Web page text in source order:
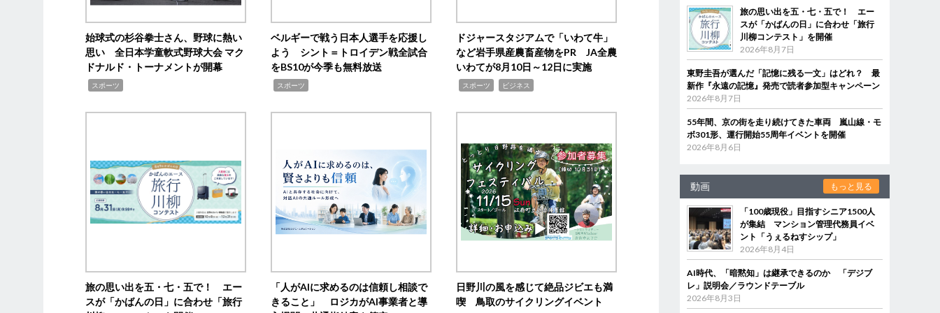
始球式の杉谷拳士さん、野球に熱い
思い 全日本学童軟式野球大会 マク
ドナルド・トーナメントが開幕
スポーツ
ベルギーで戦う日本人選手を応援し
よう シント＝トロイデン戦全試合
をBS10が今季も無料放送
スポーツ
ドジャースタジアムで「いわて牛」
など岩手県産農畜産物をPR JA全農
いわてが8月10日～12日に実施
スポーツ ビジネス
旅の思い出を五・七・五で！ エー
スが「かばんの日」に合わせ「旅行
「人がAIに求めるのは信頼し相談で
きること」 ロジカがAI事業者と導
日野川の風を感じて絶品ジビエも満
喫 鳥取のサイクリングイベント
旅の思い出を五・七・五で！ エー
スが「かばんの日」に合わせ「旅行
川柳コンテスト」を開催
2026年8月7日
東野圭吾が選んだ「記憶に残る一文」はどれ？ 最
新作『永遠の記憶』発売で読者参加型キャンペーン
2026年8月7日
55年間、京の街を走り続けてきた車両 嵐山線・モ
ボ301形、運行開始55周年イベントを開催
2026年8月6日
動画 もっと見る
「100歳現役」目指すシニア1500人
が集結 マンション管理代務員イベ
ント「うぇるねすシップ」
2026年8月4日
AI時代、「暗黙知」は継承できるのか 「デジブ
レ」説明会／ラウンドテーブル
2026年8月3日